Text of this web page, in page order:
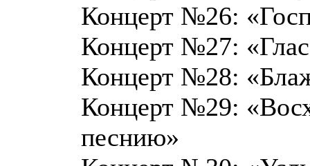
Концерт №26:
Концерт №27:
Концерт №28:
Концерт №29:
песнию»